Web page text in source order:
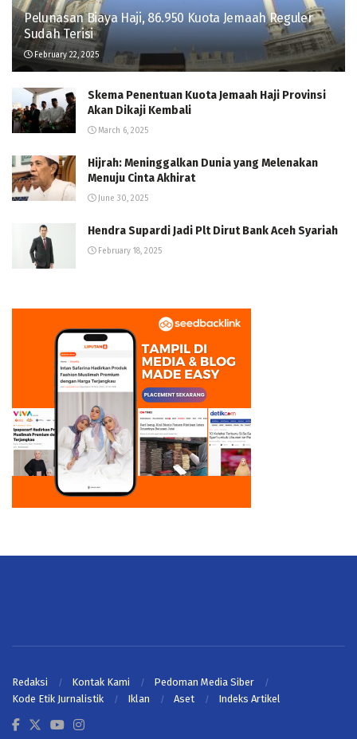
Pelunasan Biaya Haji, 86.950 Kuota Jemaah Reguler
Sudah Terisi
February 22, 2025
Skema Penentuan Kuota Jemaah Haji Provinsi
Akan Dikaji Kembali
March 6, 2025
Hijrah: Meninggalkan Dunia yang Melenakan
Menuju Cinta Akhirat
June 30, 2025
Hendra Supardi Jadi Plt Dirut Bank Aceh Syariah
February 18, 2025
Redaksi Kontak Kami
Pedoman Media Siber
Kode Etik Jurnalistik
Iklan Aset Indeks Artikel